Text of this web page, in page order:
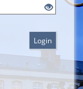
Login